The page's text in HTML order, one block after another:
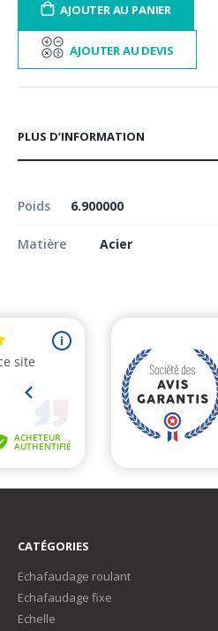
AJOUTER AU PANIER
AJOUTER AU DEVIS
PLUS D’INFORMATION
Poids 6.900000
Matière Acier
CATÉGORIES
Echafaudage roulant
Echafaudage fixe
Echelle